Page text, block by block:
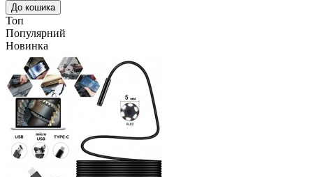
До кошика
Топ
Популярний
Новинка